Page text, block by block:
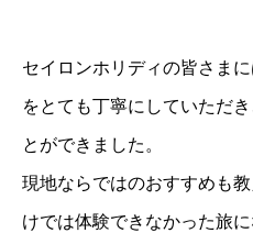
セイロンホリディの皆さま
をとても丁寧にしていただ
とができました。
現地ならではのおすすめも
けでは体験できなかった旅に